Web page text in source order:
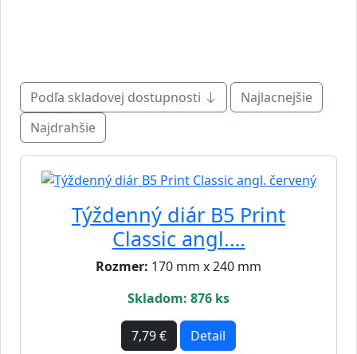
Podľa skladovej dostupnosti
Najlacnejšie
Najdrahšie
Týždenný diár B5 Print
Classic angl.…
Rozmer: 170 mm x 240 mm
Skladom: 876 ks
7,79 € Detail